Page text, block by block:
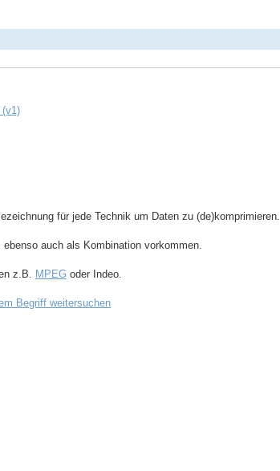
(v1)
für jede Technik um Daten zu (de)komprimieren.
ebenso auch als Kombination vorkommen.
z.B. MPEG oder Indeo.
Begriff weitersuchen